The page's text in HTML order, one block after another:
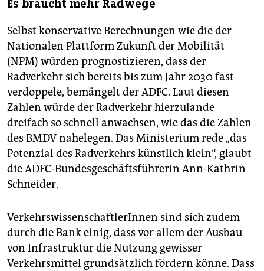
Es braucht mehr Radwege
Selbst konservative Berechnungen wie die der
Nationalen Plattform Zukunft der Mobilität
(NPM) würden prognostizieren, dass der
Radverkehr sich bereits bis zum Jahr 2030 fast
verdoppele, bemängelt der ADFC. Laut diesen
Zahlen würde der Radverkehr hierzulande
dreifach so schnell anwachsen, wie das die Zahlen
des BMDV nahelegen. Das Ministerium rede „das
Potenzial des Radverkehrs künstlich klein“, glaubt
die ADFC-Bundesgeschäftsführerin Ann-Kathrin
Schneider.
VerkehrswissenschaftlerInnen sind sich zudem
durch die Bank einig, dass vor allem der Ausbau
von Infrastruktur die Nutzung gewisser
Verkehrsmittel grundsätzlich fördern könne. Dass